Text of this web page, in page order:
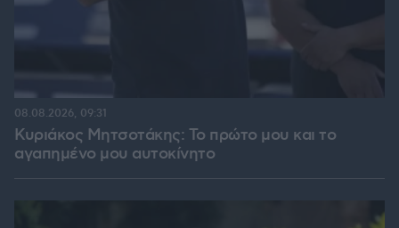
Κυριάκος Μητσοτάκης: Το πρώτο μου και το
αγαπημένο μου αυτοκίνητο
08.08.2026, 09:31